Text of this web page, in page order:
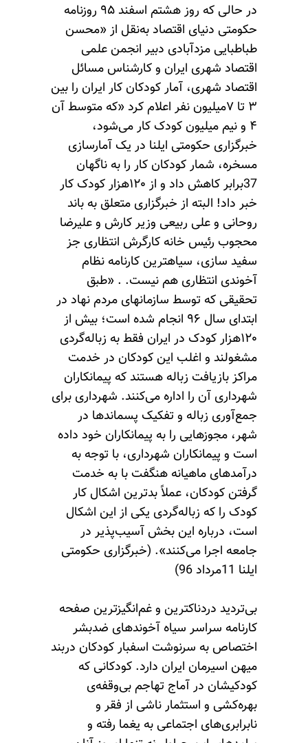
در حالی که روز هشتم اسفند ۹۵ روزنامه
حکومتی دنیای اقتصاد به‌نقل از «محسن
طباطبایی مزدآبادی دبیر انجمن علمی
اقتصاد شهری ایران و کارشناس مسائل
اقتصاد شهری، آمار کودکان کار ایران را بین
۳ تا ۷میلیون نفر اعلام کرد «که متوسط آن
۴ و نیم میلیون کودک کار می‌شود،
خبرگزاری حکومتی ایلنا در یک آمارسازی
مسخره، شمار کودکان کار را به ناگهان
37برابر کاهش داد و از ۱۲۰هزار کودک کار
خبر داد! البته از خبرگزاری متعلق به باند
روحانی و علی ربیعی وزیر کارش و علیرضا
محجوب رئیس خانه کارگرش انتظاری جز
سفید سازی، سیاهترین کارنامه نظام
آخوندی انتظاری هم نیست. . «طبق
تحقیقی که توسط سازمانهای مردم نهاد در
ابتدای سال ۹۶ انجام شده است؛ بیش از
۱۲۰هزار کودک در ایران فقط به زباله‌گردی
مشغولند و اغلب این کودکان در خدمت
مراکز بازیافت زباله هستند که پیمانکاران
شهرداری آن را اداره می‌کنند. شهرداری برای
جمع‌آوری زباله و تفکیک پسماندها در
شهر، مجوزهایی را به پیمانکاران خود داده
است و پیمانکاران شهرداری، با توجه به
درآمد‌های ماهیانه هنگفت با به خدمت
گرفتن کودکان، عملاً بدترین اشکال کار
کودک را که زباله‌گردی یکی از این اشکال
است، درباره این بخش آسیب‌پذیر در
جامعه اجرا می‌کنند». (خبرگزاری حکومتی
ایلنا 11مرداد 96)
بی‌تردید دردناکترین و غم‌انگیزترین صفحه
کارنامه سراسر سیاه آخوندهای ضدبشر
اختصاص به سرنوشت اسفبار کودکان دربند
میهن اسیرمان ایران دارد. کودکانی که
کودکی‏شان در آماج تهاجم بی‌‏وقفه‌‏ی
بهره‏‌کشی و استثمار ناشی از فقر و
نابرابری‏‌های اجتماعی به یغما رفته و